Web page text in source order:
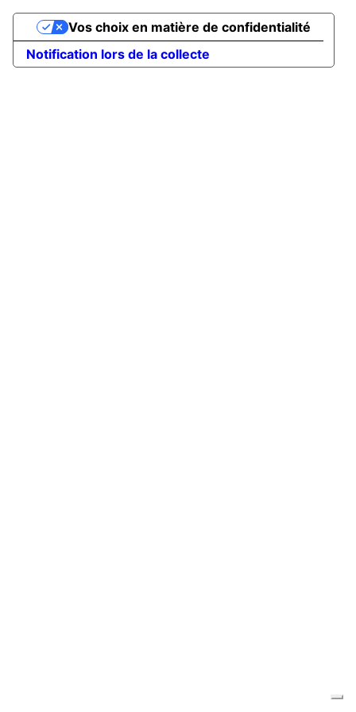
Notification lors de la collecte
Vos choix en matière de confidentialité